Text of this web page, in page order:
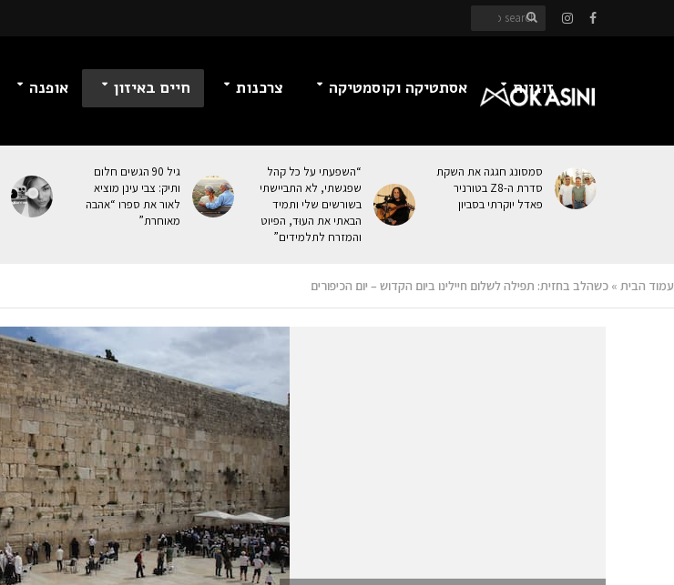
זוגיות אסתטיקה וקוסמטיקה צרכנות חיים באיזון אופנה
סמסונג חגגה את השקת
סדרת ה-Z8 בטורניר
פאדל יוקרתי בסביון
“השפעתי על כל קהל
שפגשתי, לא התביישתי
בשורשים שלי ותמיד
הבאתי את העוּד, הפיוט
והמזרח לתלמידים”
גיל 90 הגשים חלום
ותיק: צבי עינן מוציא
לאור את ספרו “אהבה
מאוחרת”
עמוד הבית » כשהלב בחזית: תפילה לשלום חיילינו ביום הקדוש – יום הכיפורים